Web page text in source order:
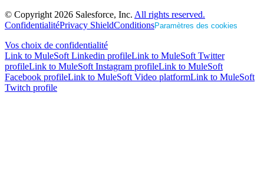
© Copyright 2026 Salesforce, Inc. All rights reserved.
ConfidentialitéPrivacy ShieldConditionsParamètres des cookies
Vos choix de confidentialité
Link to MuleSoft Linkedin profileLink to MuleSoft Twitter
profileLink to MuleSoft Instagram profileLink to MuleSoft
Facebook profileLink to MuleSoft Video platformLink to MuleSoft
Twitch profile